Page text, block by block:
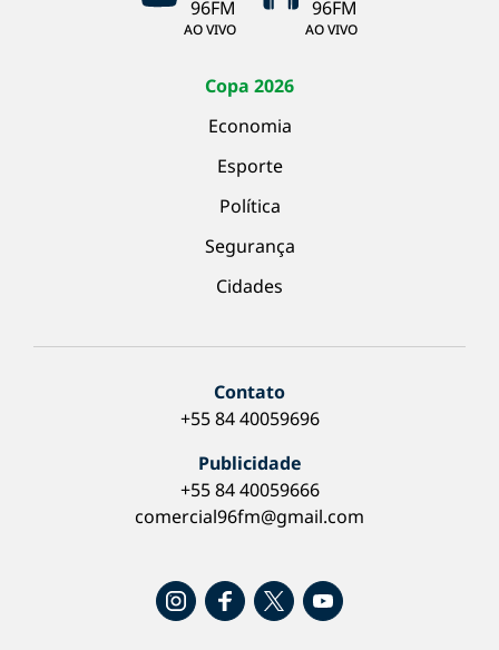
AO VIVO AO VIVO
Copa 2026
Economia
Esporte
Política
Segurança
Cidades
Contato
+55 84 40059696
Publicidade
+55 84 40059666
comercial96fm@gmail.com